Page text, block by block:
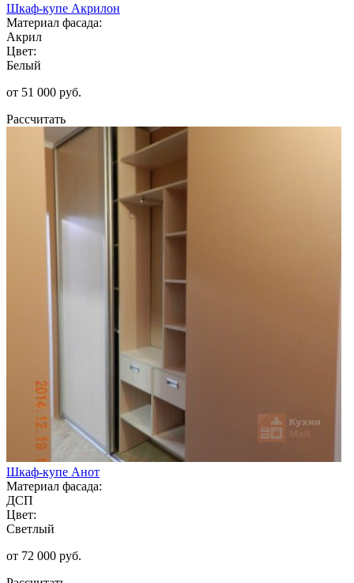
Шкаф-купе Акрилон
Материал фасада:
Акрил
Цвет:
Белый
от 51 000 руб.
Рассчитать
Шкаф-купе Анот
Материал фасада:
ДСП
Цвет:
Светлый
от 72 000 руб.